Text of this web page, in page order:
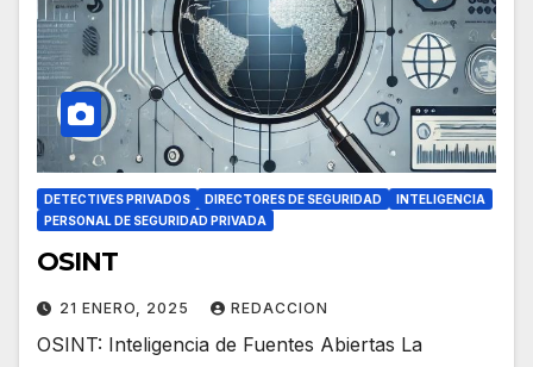
DETECTIVES PRIVADOS DIRECTORES DE SEGURIDAD
INTELIGENCIA
PERSONAL DE SEGURIDAD PRIVADA
OSINT
21 ENERO, 2025 REDACCION
OSINT: Inteligencia de Fuentes Abiertas La